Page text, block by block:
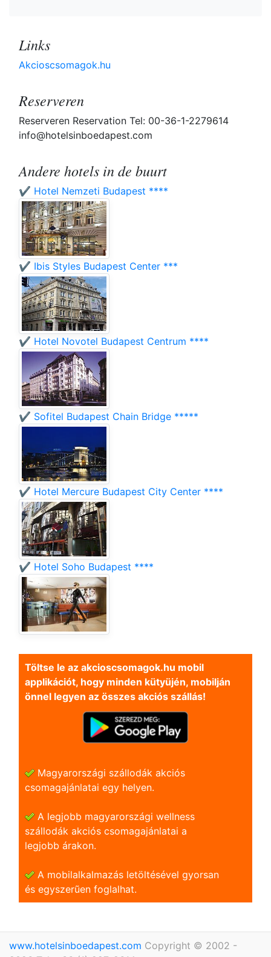
Links
Akcioscsomagok.hu
Reserveren
Reserveren Reservation Tel: 00-36-1-2279614
info@hotelsinboedapest.com
Andere hotels in de buurt
✔️ Hotel Nemzeti Budapest ****
✔️ Ibis Styles Budapest Center ***
✔️ Hotel Novotel Budapest Centrum ****
✔️ Sofitel Budapest Chain Bridge *****
✔️ Hotel Mercure Budapest City Center ****
✔️ Hotel Soho Budapest ****
Töltse le az akcioscsomagok.hu mobil
applikációt, hogy minden kütyüjén, mobilján
önnel legyen az összes akciós szállás!
Magyarországi szállodák akciós
csomagajánlatai egy helyen.
A legjobb magyarországi wellness
szállodák akciós csomagajánlatai a
legjobb árakon.
A mobilalkalmazás letöltésével gyorsan
és egyszerũen foglalhat.
www.hotelsinboedapest.com Copyright © 2002 -